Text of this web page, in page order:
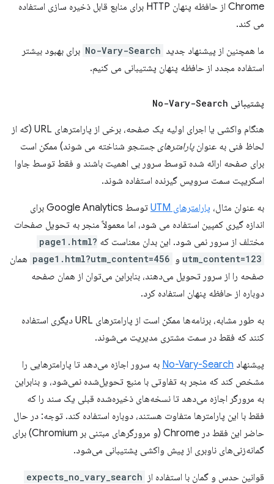
Chrome از حافظه پنهان HTTP برای منابع قابل ذخیره سازی استفاده
می کند.
ما همچنین از پیشنهاد جدید No-Vary-Search برای بهبود بیشتر
استفاده مجدد از حافظه پنهان پشتیبانی می کنیم.
پشتیبانی No-Vary-Search
هنگام واکشی یا اجرای اولیه یک صفحه، برخی از پارامترهای URL (که از
لحاظ فنی به عنوانپارامترهای جستجو شناخته می شوند) ممکن است
برای صفحه ارائه شده توسط سرور بی اهمیت باشند و فقط توسط جاوا
اسکریپت سمت سرویس گیرنده استفاده شوند.
به عنوان مثال، پارامترهای UTM
توسط Google Analytics برای
اندازه گیری کمپین استفاده می شود، اما معمولاً منجر به تحویل صفحات
مختلف از سرور نمی شود. این بدان معناست که page1.html?
utm_content=123 و page1.html?utm_content=456 همان
صفحه را از سرور تحویل می‌دهند، بنابراین می‌توان از همان صفحه
دوباره از حافظه پنهان استفاده کرد.
به طور مشابه، برنامه‌ها ممکن است از پارامترهای URL دیگری استفاده
کنند که فقط در سمت مشتری مدیریت می‌شوند.
پیشنهاد No-Vary-Search به سرور اجازه می‌دهد تا پارامترهایی را
مشخص کند که منجر به تفاوتی با منبع تحویل‌شده نمی‌شود، و بنابراین
به مرورگر اجازه می‌دهد تا نسخه‌های ذخیره‌شده قبلی یک سند را که
فقط با این پارامترها متفاوت هستند، دوباره استفاده کند. توجه: در حال
حاضر این فقط در Chrome (و مرورگرهای مبتنی بر Chromium) برای
گمانه‌زنی‌های ناوبری از پیش واکشی پشتیبانی می‌شود.
قوانین حدس و گمان با استفاده از expects_no_vary_search